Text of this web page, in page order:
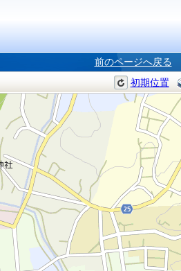
前のページへ戻る
初期位置